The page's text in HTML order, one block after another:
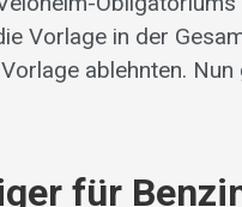
Vorlage in der
ablehnten.
für